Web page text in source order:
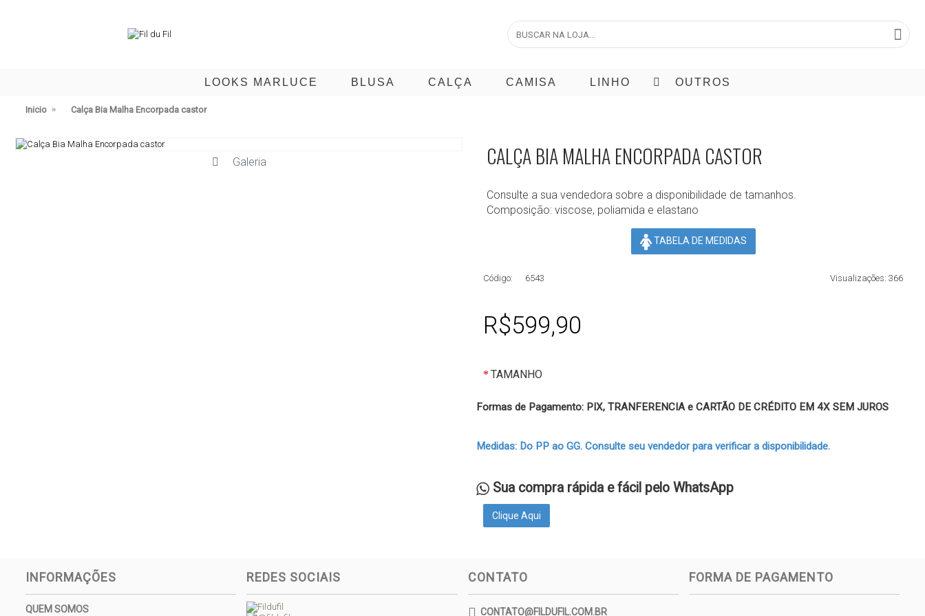
LOOKS MARLUCE BLUSA CALÇA CAMISA LINHO OUTROS
Inicio Calça Bia Malha Encorpada castor
Galeria CALÇA BIA MALHA ENCORPADA CASTOR
Consulte a sua vendedora sobre a disponibilidade de tamanhos.
Composição: viscose, poliamida e elastano
TABELA DE MEDIDAS
Visualizações: 366
Código: 6543
R$599,90
TAMANHO
Formas de Pagamento: PIX, TRANFERENCIA e CARTÃO DE CRÉDITO EM 4X SEM JUROS
Medidas: Do PP ao GG. Consulte seu vendedor para verificar a disponibilidade.
Sua compra rápida e fácil pelo WhatsApp
Clique Aqui
INFORMAÇÕES
QUEM SOMOS
REDES SOCIAIS CONTATO
CONTATO@FILDUFIL.COM.BR
FORMA DE PAGAMENTO